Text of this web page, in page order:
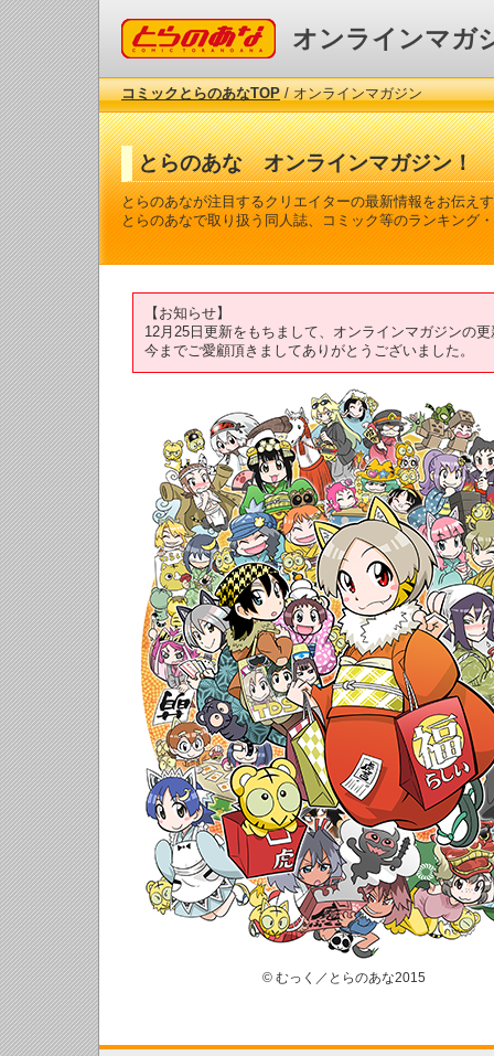
コミックとらのあな オンラインマガ
コミックとらのあなTOP/ オンラインマガジン
とらのあな オンラインマガジン！
とらのあなが注目するクリエイターの最新情報をお伝え
とらのあなで取り扱う同人誌、コミック等のランキング
【お知らせ】
12月25日更新をもちまして、オンラインマガジンの
今までご愛顧頂きましてありがとうございました。
© むっく／とらのあな2015